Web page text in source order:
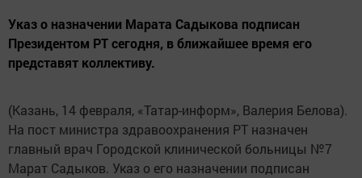
Указ о назначении Марата Садыкова подписан
Президентом РТ сегодня, в ближайшее время его
представят коллективу.
(Казань, 14 февраля, «Татар-информ», Валерия Белова).
На пост министра здравоохранения РТ назначен
главный врач Городской клинической больницы №7
Марат Садыков. Указ о его назначении подписан